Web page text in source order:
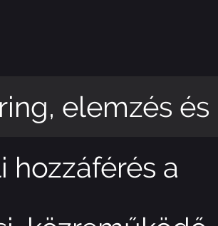
elemzés és
hozzáférés a